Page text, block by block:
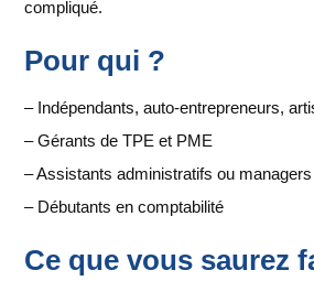
compliqué.
Pour qui ?
– Indépendants, auto-entrepreneurs,
– Gérants de TPE et PME
– Assistants administratifs ou
– Débutants en comptabilité
Ce que vous saurez